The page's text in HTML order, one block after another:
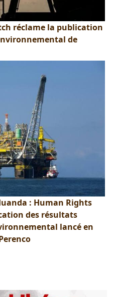
réclame la publication
de
: Human Rights
des résultats
lancé en